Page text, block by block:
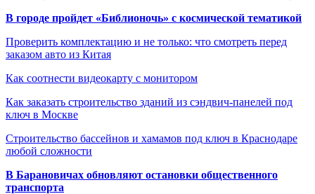
В городе пройдет «Библионочь» с космической тематикой
Проверить комплектацию и не только: что смотреть перед
заказом авто из Китая
Как соотнести видеокарту с монитором
Как заказать строительство зданий из сэндвич-панелей под
ключ в Москве
Строительство бассейнов и хамамов под ключ в Краснодаре
любой сложности
В Барановичах обновляют остановки общественного
транспорта